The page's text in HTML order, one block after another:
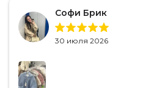
Софи Брик
30 июля 2026